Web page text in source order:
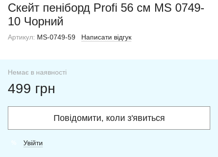
Скейт пеніборд Profi 56 см МS 0749-
10 Чорний
Артикул: МS-0749-59 Написати відгук
Немає в наявності
499 грн
Повідомити, коли з'явиться
Увійти